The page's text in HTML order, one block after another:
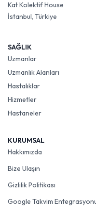
Kat Kolektif House
İstanbul, Türkiye
SAĞLIK
Uzmanlar
Uzmanlık Alanları
Hastalıklar
Hizmetler
Hastaneler
KURUMSAL
Hakkımızda
Bize Ulaşın
Gizlilik Politikası
Google Takvim